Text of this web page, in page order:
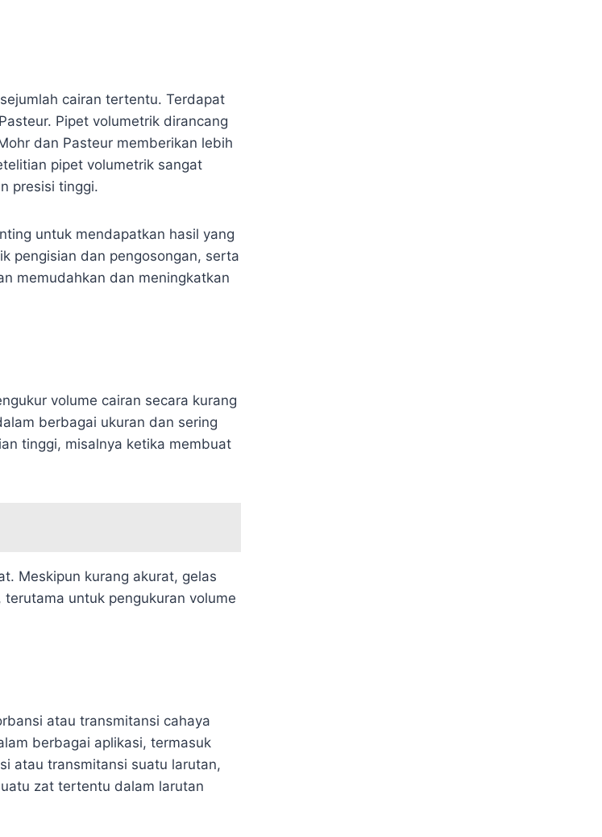
cairan tertentu. Terdapat
Pipet volumetrik dirancang
dan Pasteur memberikan lebih
pipet volumetrik sangat
presisi tinggi.
untuk mendapatkan hasil yang
pengisian dan pengosongan, serta
memudahkan dan meningkatkan
volume cairan secara kurang
berbagai ukuran dan sering
tinggi, misalnya ketika membuat
Meskipun kurang akurat, gelas
untuk pengukuran volume
atau transmitansi cahaya
berbagai aplikasi, termasuk
atau transmitansi suatu larutan,
zat tertentu dalam larutan